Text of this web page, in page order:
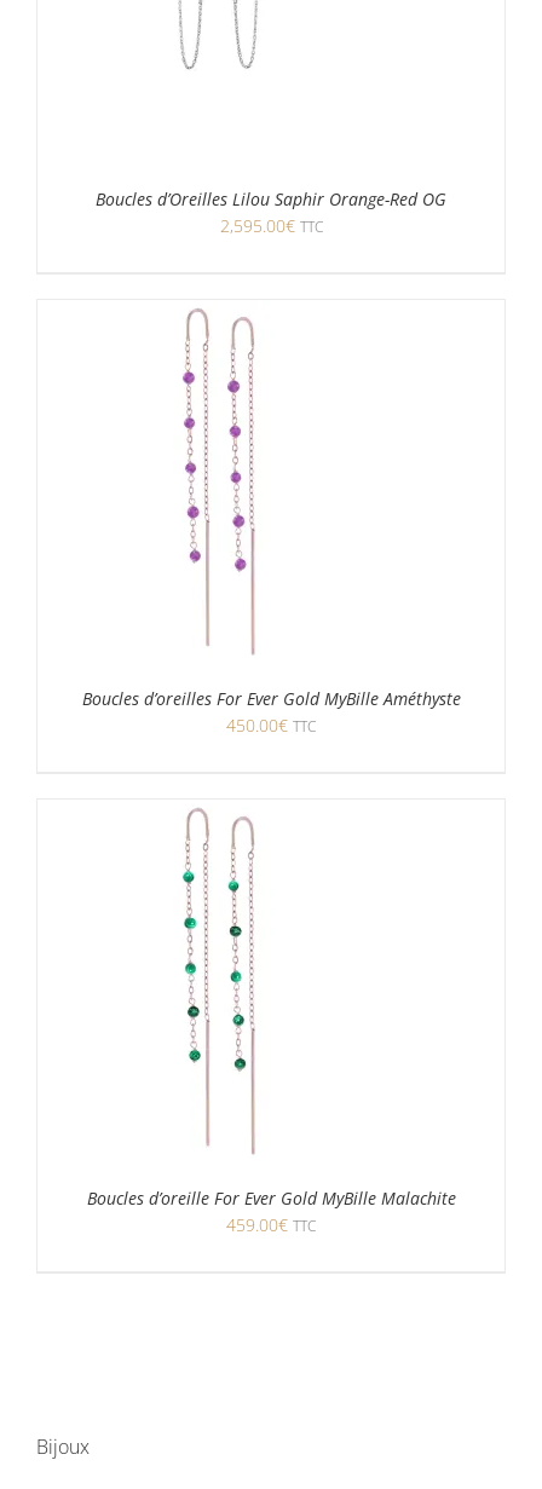
Boucles d’Oreilles Lilou Saphir Orange-Red OG
2,595.00€ TTC
Boucles d’oreilles For Ever Gold MyBille Améthyste
450.00€ TTC
Boucles d’oreille For Ever Gold MyBille Malachite
459.00€ TTC
Bijoux